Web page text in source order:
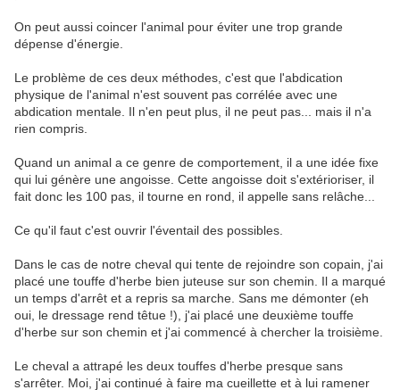
On peut aussi coincer l'animal pour éviter une trop grande
dépense d'énergie.
Le problème de ces deux méthodes, c'est que l'abdication
physique de l'animal n'est souvent pas corrélée avec une
abdication mentale. Il n'en peut plus, il ne peut pas... mais il n'a
rien compris.
Quand un animal a ce genre de comportement, il a une idée fixe
qui lui génère une angoisse. Cette angoisse doit s'extérioriser, il
fait donc les 100 pas, il tourne en rond, il appelle sans relâche...
Ce qu'il faut c'est ouvrir l'éventail des possibles.
Dans le cas de notre cheval qui tente de rejoindre son copain, j'ai
placé une touffe d'herbe bien juteuse sur son chemin. Il a marqué
un temps d'arrêt et a repris sa marche. Sans me démonter (eh
oui, le dressage rend têtue !), j'ai placé une deuxième touffe
d'herbe sur son chemin et j'ai commencé à chercher la troisième.
Le cheval a attrapé les deux touffes d'herbe presque sans
s'arrêter. Moi, j'ai continué à faire ma cueillette et à lui ramener